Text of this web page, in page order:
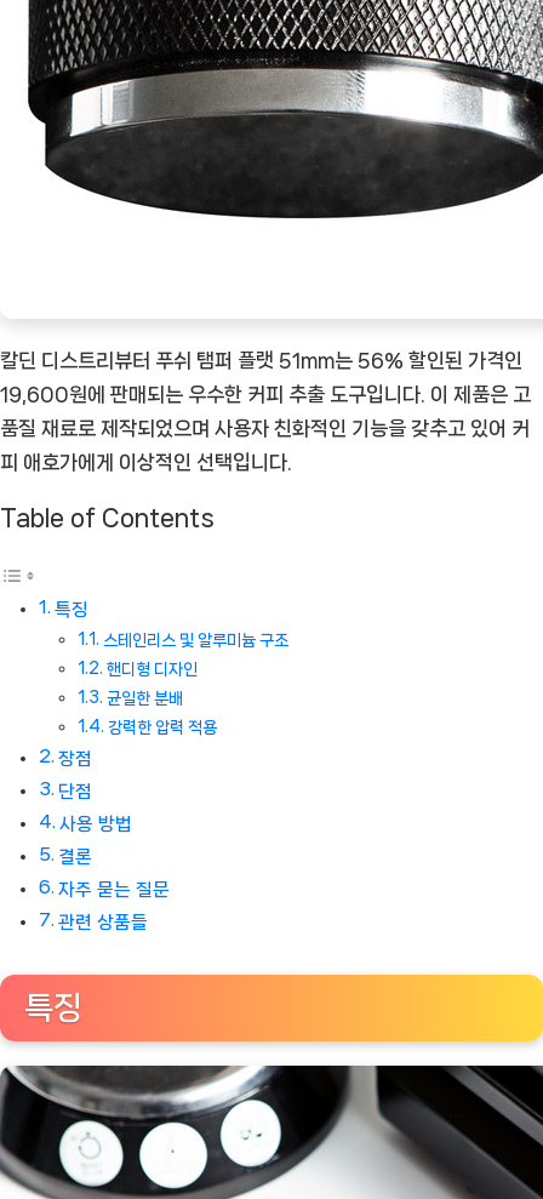
출
ㅣ
추
칼딘 디스트리뷰터 푸쉬 탬퍼 플랫 51mm는 56% 할인된 가격인
19,600원에 판매되는 우수한 커피 추출 도구입니다. 이 제품은 고
품질 재료로 제작되었으며 사용자 친화적인 기능을 갖추고 있어 커
피 애호가에게 이상적인 선택입니다.
Table of Contents
특징
스테인리스 및 알루미늄 구조
핸디형 디자인
균일한 분배
강력한 압력 적용
장점
단점
사용 방법
결론
자주 묻는 질문
관련 상품들
특징